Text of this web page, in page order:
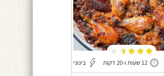
12 שעות ו-20 דקות בינוני